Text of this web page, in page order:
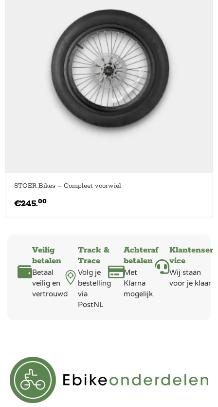
STOER Bikes – Compleet voorwiel
€245.00
Veilig
betalen
Betaal
veilig en
vertrouwd
Track &
Trace
Volg je
bestelling
via
PostNL
Achteraf
betalen
Met
Klarna
mogelijk
Klantenser
vice
Wij staan
voor je klaar